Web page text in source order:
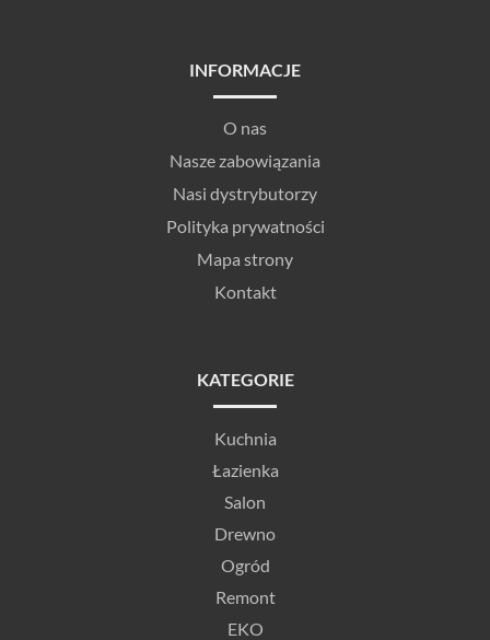
INFORMACJE
O nas
Nasze zabowiązania
Nasi dystrybutorzy
Polityka prywatności
Mapa strony
Kontakt
KATEGORIE
Kuchnia
Łazienka
Salon
Drewno
Ogród
Remont
EKO